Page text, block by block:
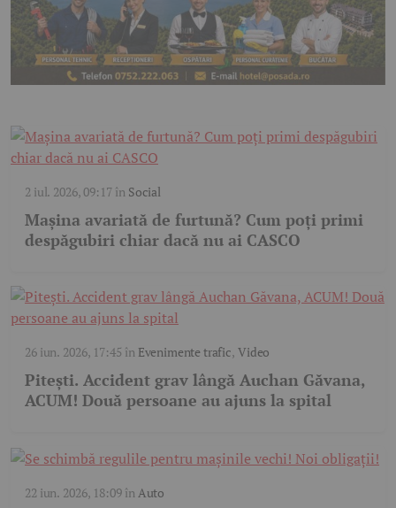
2 iul. 2026, 09:17în Social
Mașina avariată de furtună? Cum poți primi
despăgubiri chiar dacă nu ai CASCO
26 iun. 2026, 17:45 în Evenimente trafic, Video
Pitești. Accident grav lângă Auchan Găvana,
ACUM! Două persoane au ajuns la spital
22 iun. 2026, 18:09în Auto